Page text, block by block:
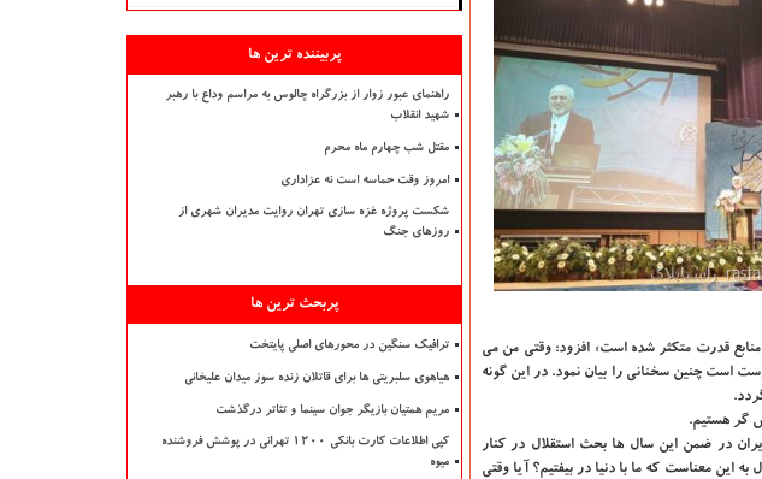
قدرت متكثر شده است» افزود: وقتی من می
است چنین سخنانی را بیان نمود. در این گونه
گر هستیم.
در ضمن این سال ها بحث استقلال در كنار
این معناست كه ما با دنیا در بیفتیم؟ آیا وقتی
پربیننده ترین ها
راهنمای عبور زوار از بزرگراه چالوس به مراسم وداع با رهبر
شهید انقلاب
مقتل شب چهارم ماه محرم
امروز وقت حماسه است نه عزاداری
شکست پروژه غزه سازی تهران روایت مدیران شهری از
روزهای جنگ
پربحث ترین ها
ترافیک سنگین در محورهای اصلی پایتخت
هیاهوی سلبریتی ها برای قاتلان زنده سوز میدان علیخانی
مریم همتیان بازیگر جوان سینما و تئاتر درگذشت
کپی اطلاعات کارت بانکی ۱۲۰۰ تهرانی در پوشش فروشنده
میوه